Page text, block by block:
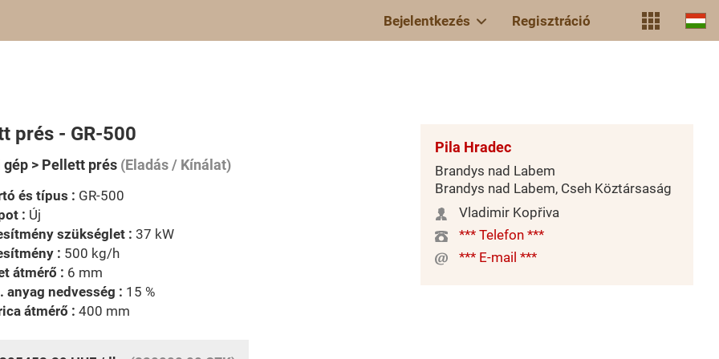
Bejelentkezés Regisztráció
prés - GR-500
gép > Pellett prés (Eladás / Kínálat)
és típus : GR-500
: Új
szükséglet : 37 kW
: 500 kg/h
átmérő : 6 mm
anyag nedvesség : 15 %
átmérő : 400 mm
Pila Hradec
Brandys nad Labem
Brandys nad Labem, Cseh Köztársaság
Vladimir Kopřiva
*** Telefon ***
*** E-mail ***